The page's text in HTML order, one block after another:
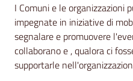
I Comuni e le organizzazioni
impegnate in iniziative di
segnalare e promuovere
collaborano e , qualora ci
supportarle